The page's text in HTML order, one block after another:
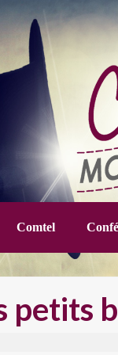
Comtel
petits